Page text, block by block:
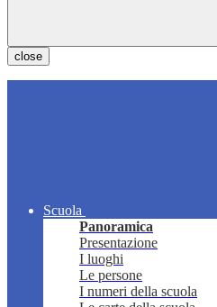
close
Scuola
Panoramica
Presentazione
I luoghi
Le persone
I numeri della scuola